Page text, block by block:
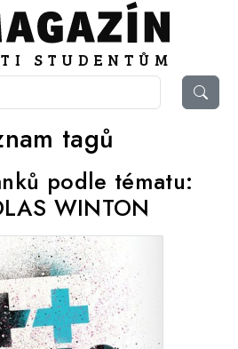
tagů
podle tématu:
WINTON